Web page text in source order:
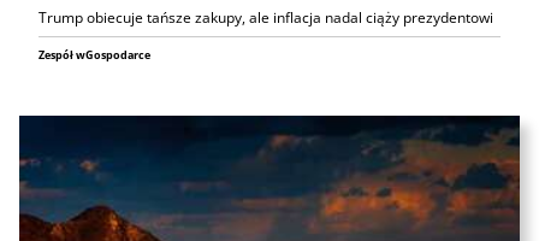
Trump obiecuje tańsze zakupy, ale inflacja nadal ciąży prezydentowi
Zespół wGospodarce